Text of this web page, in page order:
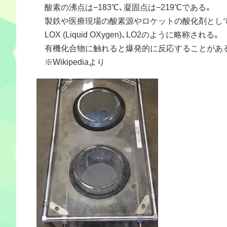
酸素の沸点は−183℃、凝固点は−219℃である。
製鉄や医療現場の酸素源やロケットの酸化剤とし
LOX (Liquid OXygen)、LO2のように略称される。
有機化合物に触れると爆発的に反応することがある
※Wikipediaより